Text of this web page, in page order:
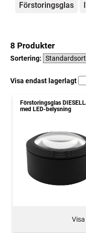
Förstoringsglas
8 Produkter
Sortering:
Visa endast lagerlagt
Förstoringsglas
med LED-belysning
Visa